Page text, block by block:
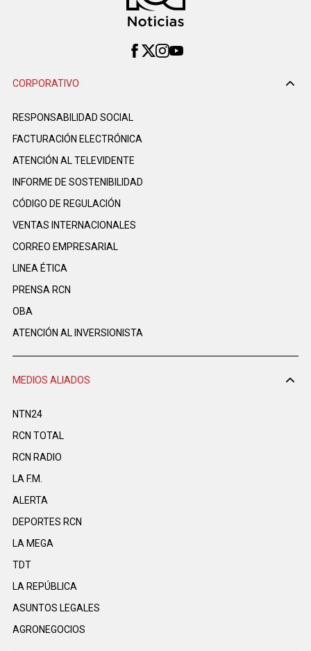
CORPORATIVO
RESPONSABILIDAD SOCIAL
FACTURACIÓN ELECTRÓNICA
ATENCIÓN AL TELEVIDENTE
INFORME DE SOSTENIBILIDAD
CÓDIGO DE REGULACIÓN
VENTAS INTERNACIONALES
CORREO EMPRESARIAL
LINEA ÉTICA
PRENSA RCN
OBA
ATENCIÓN AL INVERSIONISTA
MEDIOS ALIADOS
NTN24
RCN TOTAL
RCN RADIO
LA F.M.
ALERTA
DEPORTES RCN
LA MEGA
TDT
LA REPÚBLICA
ASUNTOS LEGALES
AGRONEGOCIOS